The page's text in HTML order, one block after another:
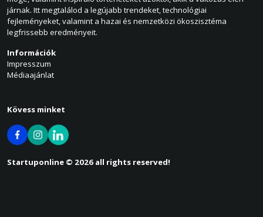
járnak. Itt megtalálod a legújabb trendeket, technológiai
fejleményeket, valamint a hazai és nemzetközi ökoszisztéma
legfrissebb eredményeit.
Információk
Impresszum
Médiaajánlat
Kövess minket
Startuponline © 2026 all rights reserved!